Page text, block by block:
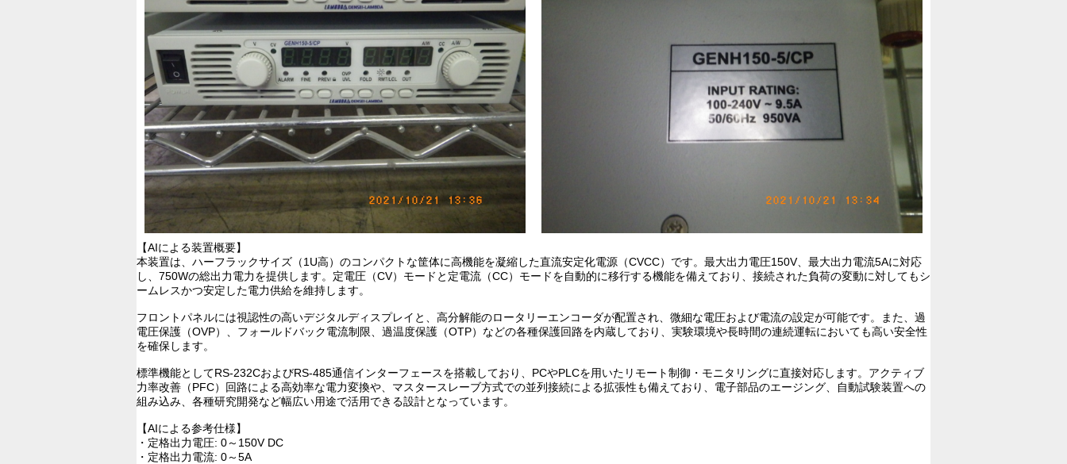
【AIによる装置概要】
本装置は、ハーフラックサイズ（1U高）のコンパクトな筐体に高機能を凝縮した直流安定化電源（CVCC）です。最大出力電圧150V、最大出力電流5Aに対応
し、750Wの総出力電力を提供します。定電圧（CV）モードと定電流（CC）モードを自動的に移行する機能を備えており、接続された負荷の変動に対してもシ
ームレスかつ安定した電力供給を維持します。
フロントパネルには視認性の高いデジタルディスプレイと、高分解能のロータリーエンコーダが配置され、微細な電圧および電流の設定が可能です。また、過
電圧保護（OVP）、フォールドバック電流制限、過温度保護（OTP）などの各種保護回路を内蔵しており、実験環境や長時間の連続運転においても高い安全性
を確保します。
標準機能としてRS-232CおよびRS-485通信インターフェースを搭載しており、PCやPLCを用いたリモート制御・モニタリングに直接対応します。アクティブ
力率改善（PFC）回路による高効率な電力変換や、マスタースレーブ方式での並列接続による拡張性も備えており、電子部品のエージング、自動試験装置への
組み込み、各種研究開発など幅広い用途で活用できる設計となっています。
【AIによる参考仕様】
・定格出力電圧: 0～150V DC
・定格出力電流: 0～5A